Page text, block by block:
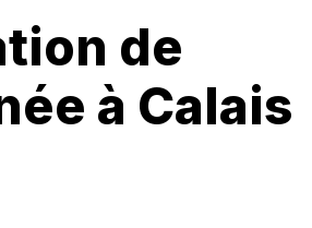
de
à Calais